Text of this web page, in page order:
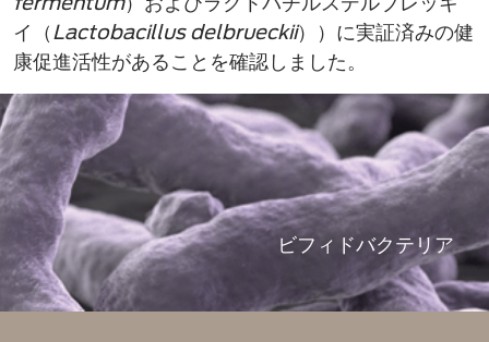
イ（ Lactobacillus delbrueckii））に実証済みの健
康促進活性があることを確認しました。
ビフィドバクテリア